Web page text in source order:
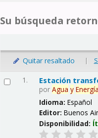
Su búsqueda
Quitar resaltado |
1. Estación
porAgua y Energía
Idioma:Español
Editor:Buenos
Disponibilidad: